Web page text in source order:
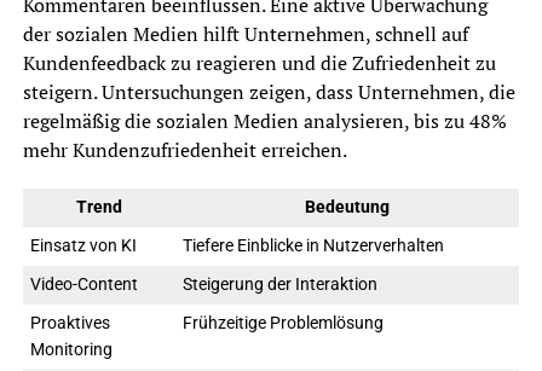
der sozialen Medien hilft Unternehmen, schnell auf
Kundenfeedback zu reagieren und die Zufriedenheit zu
steigern. Untersuchungen zeigen, dass Unternehmen, die
regelmäßig die sozialen Medien analysieren, bis zu 48%
mehr Kundenzufriedenheit erreichen.
Trend
Bedeutung
Einsatz von KI
Tiefere Einblicke in Nutzerverhalten
Video-Content
Steigerung der Interaktion
Proaktives
Monitoring
Frühzeitige Problemlösung